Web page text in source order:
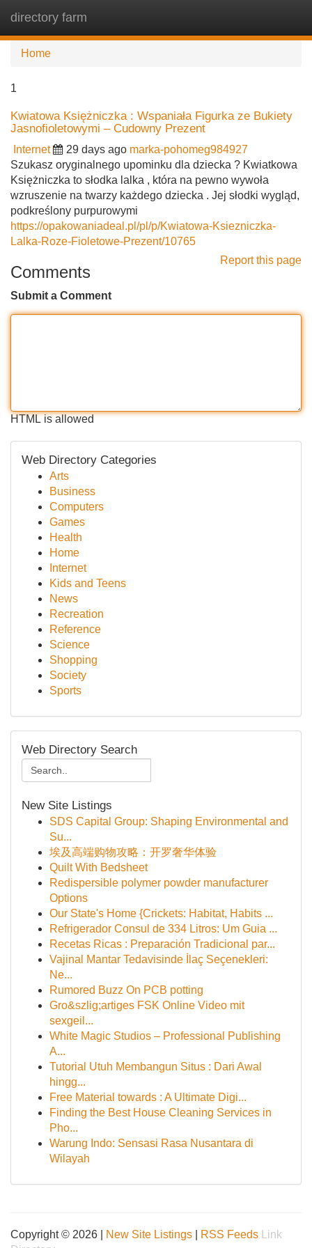
directory farm
Home
1
Kwiatowa Księżniczka : Wspaniała Figurka ze Bukiety
Jasnofioletowymi – Cudowny Prezent
Internet 29 days ago marka-pohomeg984927
Szukasz oryginalnego upominku dla dziecka ? Kwiatkowa
Księżniczka to słodka lalka , która na pewno wywoła
wzruszenie na twarzy każdego dziecka . Jej słodki wygląd,
podkreślony purpurowymi
https://opakowaniadeal.pl/pl/p/Kwiatowa-Ksiezniczka-
Lalka-Roze-Fioletowe-Prezent/10765
Report this page
Comments
Submit a Comment
HTML is allowed
Web Directory Categories
Arts
Business
Computers
Games
Health
Home
Internet
Kids and Teens
News
Recreation
Reference
Science
Shopping
Society
Sports
Web Directory Search
New Site Listings
SDS Capital Group: Shaping Environmental and
Su...
埃及高端购物攻略：开罗奢华体验
Quilt With Bedsheet
Redispersible polymer powder manufacturer
Options
Our State's Home {Crickets: Habitat, Habits ...
Refrigerador Consul de 334 Litros: Um Guia ...
Recetas Ricas : Preparación Tradicional par...
Vajinal Mantar Tedavisinde İlaç Seçenekleri:
Ne...
Rumored Buzz On PCB potting
Gro&szlig;artiges FSK Online Video mit
sexgeil...
White Magic Studios – Professional Publishing
A...
Tutorial Utuh Membangun Situs : Dari Awal
hingg...
Free Material towards : A Ultimate Digi...
Finding the Best House Cleaning Services in
Pho...
Warung Indo: Sensasi Rasa Nusantara di
Wilayah
Copyright © 2026 | New Site Listings RSS Feeds
Link